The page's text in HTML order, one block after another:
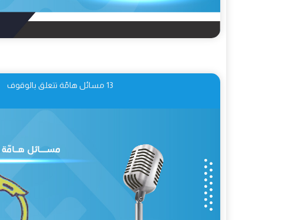
13 مسائل هامّة تتعلق بالوقوف